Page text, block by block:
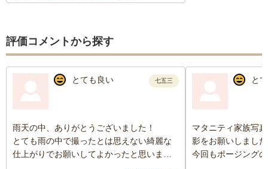
評価コメントから探す
とても良い 七五三
雨天の中、ありがとうございました！
とても雨の中で撮ったとは思えない綺麗な
仕上がりでお願いしてよかったと思いまし
と
マタニティ家族写
影をお願いしまし
今回もポージング